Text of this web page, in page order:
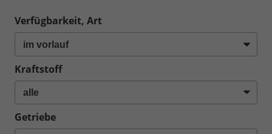
Verfügbarkeit, Art
Kraftstoff
Getriebe